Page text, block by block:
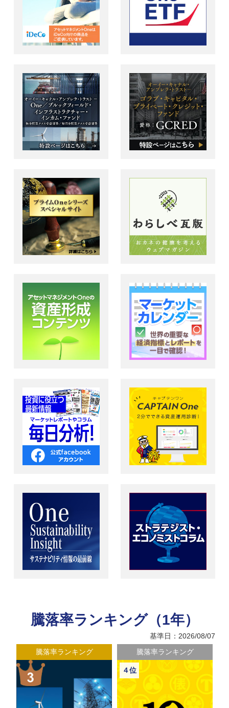
騰落率ランキング（1年）
基準日：2026/08/07
騰落率ランキング
騰落率ランキング
４位